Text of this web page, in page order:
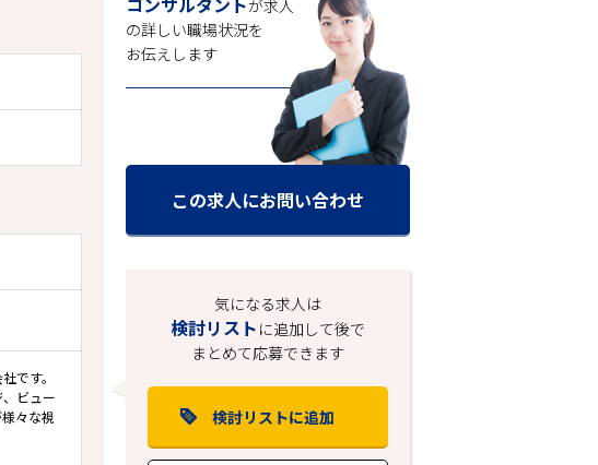
が求人
の詳しい職場状況を
お伝えします
この求人にお問い合わせ
気になる求人は
検討リスト に追加して後で
まとめて応募できます
検討リストに追加
です。
ビュー
々な視